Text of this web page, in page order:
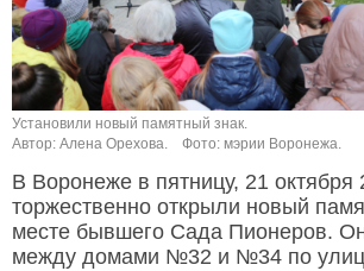
Установили новый памятный знак.
Автор: Алена Орехова.
Фото: мэрии Воронежа.
В Воронеже в пятницу, 21 октября
торжественно открыли новый
месте бывшего Сада Пионеров.
между домами №32 и №34 по